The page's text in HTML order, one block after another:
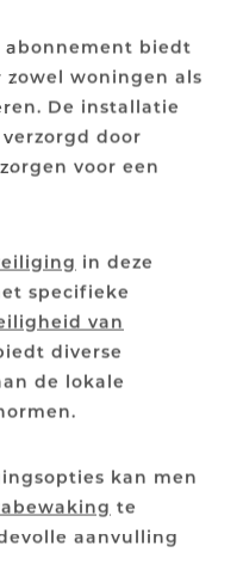
abonnement biedt
woningen als
De installatie
door
voor een
in deze
specifieke
van
diverse
de lokale
kan men
te
aanvulling